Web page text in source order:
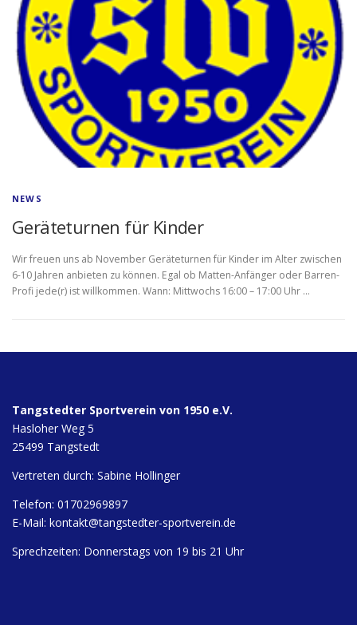
NEWS
Geräteturnen für Kinder
Wir freuen uns ab November Geräteturnen für Kinder im Alter zwischen
6-10 Jahren anbieten zu können. Egal ob Matten-Anfänger oder Barren-
Profi jede(r) ist willkommen. Wann: Mittwochs 16:00 – 17:00 Uhr …
Tangstedter Sportverein von 1950 e.V.
Hasloher Weg 5
25499 Tangstedt
Vertreten durch: Sabine Hollinger
Telefon: 01702969897
E-Mail: kontakt@tangstedter-sportverein.de
Sprechzeiten: Donnerstags von 19 bis 21 Uhr